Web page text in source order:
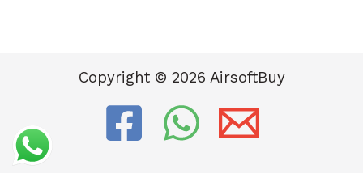
Copyright © 2026 AirsoftBuy